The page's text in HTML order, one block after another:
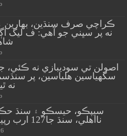
ڪراچي صرف سنڌين، بهارين ۽
نه پر سڀني جو آهي: ف ليگ
سگهياسين هلياسين، پر
نه
سيپڪو، حيسڪو ۽ سنڌ
نااهلي، سنڌ جا127 ارب رپيا ٻڏي ويا؟